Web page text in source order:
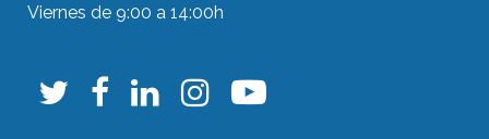
Viernes de 9:00 a 14:00h